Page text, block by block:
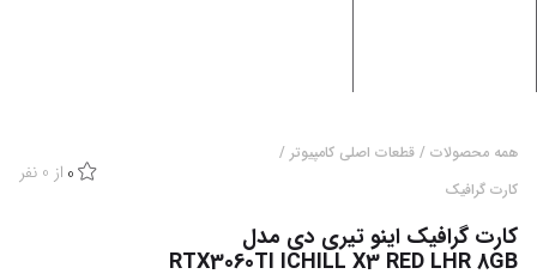
همه محصولات / قطعات اصلی کامپیوتر /
کارت گرافیک
0 از 0 نفر
کارت گرافیک اینو تیری دی مدل
RTX3060TI ICHILL X3 RED LHR 8GB